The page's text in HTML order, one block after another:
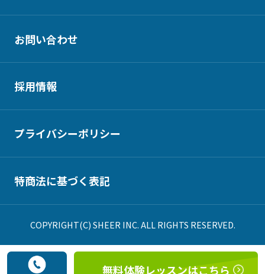
無料体験レッスンはこちら
お問い合わせ
採用情報
プライバシーポリシー
特商法に基づく表記
COPYRIGHT(C) SHEER INC. ALL RIGHTS RESERVED.